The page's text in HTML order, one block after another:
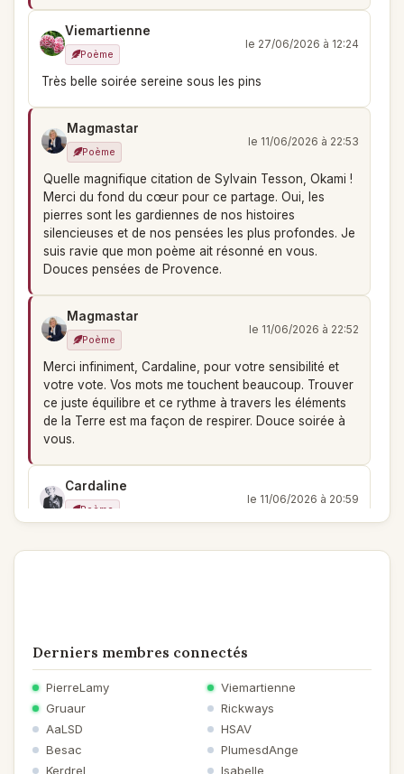
Viemartienne
Poème
le 27/06/2026 à 12:24
Très belle soirée sereine sous les pins
Magmastar
Poème
le 11/06/2026 à 22:53
Quelle magnifique citation de Sylvain Tesson, Okami !
Merci du fond du cœur pour ce partage. Oui, les
pierres sont les gardiennes de nos histoires
silencieuses et de nos pensées les plus profondes. Je
suis ravie que mon poème ait résonné en vous.
Douces pensées de Provence.
Magmastar
Poème
le 11/06/2026 à 22:52
Merci infiniment, Cardaline, pour votre sensibilité et
votre vote. Vos mots me touchent beaucoup. Trouver
ce juste équilibre et ce rythme à travers les éléments
de la Terre est ma façon de respirer. Douce soirée à
vous.
Cardaline
Poème
le 11/06/2026 à 20:59
sont belles mais sont un reflet réaliste de vos états
Poème
« Je crois à la mémoire des pierres. Elles absorbent
l’écho des conversations, des pensées. » — Sylvain
Tesson
Derniers membres connectés
PierreLamy
Viemartienne
Gruaur
Rickways
AaLSD
HSAV
Besac
PlumesdAnge
Kerdrel
Isabelle